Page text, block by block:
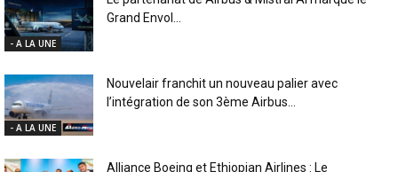
- A LA UNE
Grand Envol...
- A LA UNE
Nouvelair franchit un nouveau palier avec
l’intégration de son 3ème Airbus...
Alliance Boeing et Ethiopian Airlines : Le